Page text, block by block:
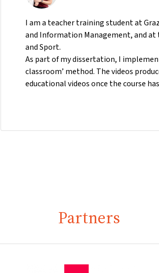
I am a teacher training student at
and Information Management, and at
and Sport.
As part of my dissertation, I
classroom’ method. The videos
educational videos once the course
Partners